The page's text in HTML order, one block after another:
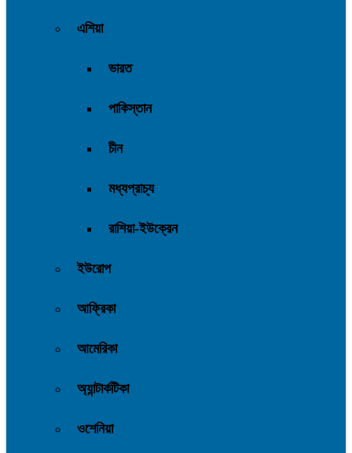
এশিয়া
ভারত
পাকিস্তান
চীন
মধ্যপ্রাচ্য
রাশিয়া-ইউক্রেন
ইউরোপ
আফ্রিকা
আমেরিকা
অ্যান্টার্কটিকা
ওশেনিয়া